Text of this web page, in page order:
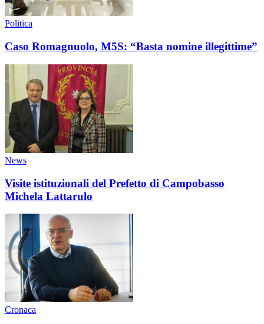
Politica
Caso Romagnuolo, M5S: “Basta nomine illegittime”
News
Visite istituzionali del Prefetto di Campobasso
Michela Lattarulo
Cronaca